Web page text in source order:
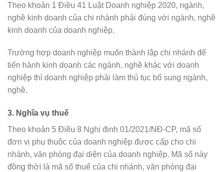
Theo khoản 1 Điều 41 Luật Doanh nghiệp 2020, ngành,
nghề kinh doanh của chi nhánh phải đúng với ngành, nghề
kinh doanh của doanh nghiệp.
Trường hợp doanh nghiệp muốn thành lập chi nhánh để
tiến hành kinh doanh các ngành, nghề khác với doanh
nghiệp thì doanh nghiệp phải làm thủ tục bổ sung ngành,
nghề.
3. Nghĩa vụ thuế
Theo khoản 5 Điều 8 Nghị định 01/2021/NĐ-CP, mã số
đơn vị phụ thuộc của doanh nghiệp được cấp cho chi
nhánh, văn phòng đại diện của doanh nghiệp. Mã số này
đồng thời là mã số thuế của chi nhánh, văn phòng đại